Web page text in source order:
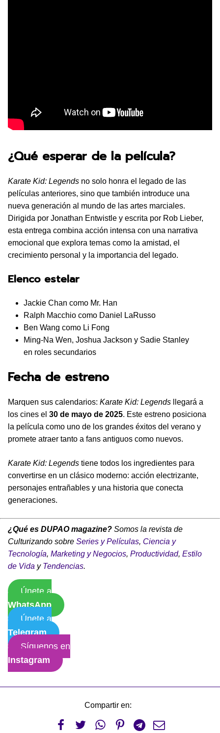
¿Qué esperar de la película?
Karate Kid: Legends no solo honra el legado de las
películas anteriores, sino que también introduce una
nueva generación al mundo de las artes marciales.
Dirigida por Jonathan Entwistle y escrita por Rob Lieber,
esta entrega combina acción intensa con una narrativa
emocional que explora temas como la amistad, el
crecimiento personal y la importancia del legado.
Elenco estelar
Jackie Chan como Mr. Han
Ralph Macchio como Daniel LaRusso
Ben Wang como Li Fong
Ming-Na Wen, Joshua Jackson y Sadie Stanley
en roles secundarios
Fecha de estreno
Marquen sus calendarios: Karate Kid: Legends llegará a
los cines el 30 de mayo de 2025. Este estreno posiciona
la película como uno de los grandes éxitos del verano y
promete atraer tanto a fans antiguos como nuevos.
Karate Kid: Legends tiene todos los ingredientes para
convertirse en un clásico moderno: acción electrizante,
personajes entrañables y una historia que conecta
generaciones.
¿Qué es DUPAO magazine? Somos la revista de
Culturizando sobre Series y Películas, Ciencia y
Tecnología, Marketing y Negocios, Productividad, Estilo
de Vida y Tendencias.
Únete a
WhatsApp
Únete a
Telegram
Síguenos en
Instagram
Compartir en:
     